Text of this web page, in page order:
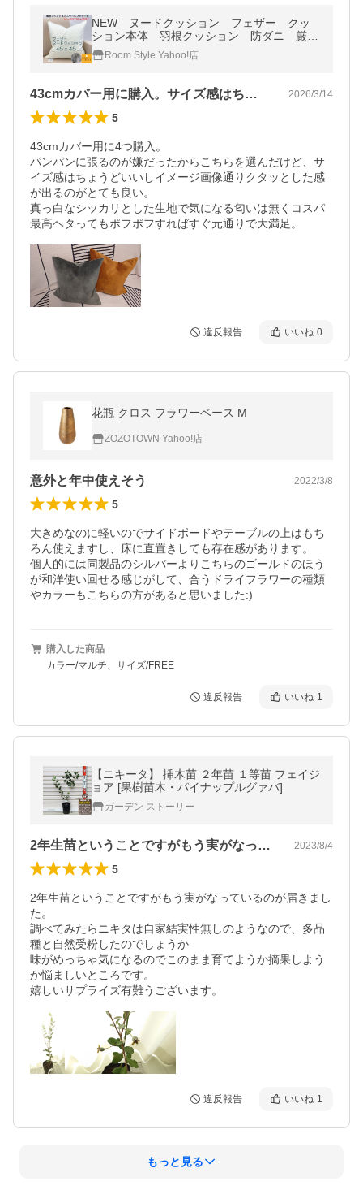
NEW ヌードクッション フェザー クッ
ション本体 羽根クッション 防ダニ 厳選
された上質のフェザー使用 モデルルーム仕
様 45x45cm(実寸46x46)
Room Style Yahoo!店
43cmカバー用に購入。サイズ感はちょ… 2026/3/14
5
43cmカバー用に4つ購入。
パンパンに張るのが嫌だったからこちらを選んだけど、サ
イズ感はちょうどいいしイメージ画像通りクタッとした感
が出るのがとても良い。
真っ白なシッカリとした生地で気になる匂いは無くコスパ
最高ヘタってもポフポフすればすぐ元通りで大満足。
違反報告 いいね 0
花瓶 クロス フラワーベース M
ZOZOTOWN Yahoo!店
意外と年中使えそう 2022/3/8
5
大きめなのに軽いのでサイドボードやテーブルの上はもち
ろん使えますし、床に直置きしても存在感があります。
個人的には同製品のシルバーよりこちらのゴールドのほう
が和洋使い回せる感じがして、合うドライフラワーの種類
やカラーもこちらの方があると思いました:)
購入した商品
カラー/マルチ、サイズ/FREE
違反報告 いいね 1
【ニキータ】 挿木苗 ２年苗 １等苗 フェイジ
ョア [果樹苗木・パイナップルグァバ]
ガーデン ストーリー
2年生苗ということですがもう実がなって… 2023/8/4
5
2年生苗ということですがもう実がなっているのが届きまし
た。
調べてみたらニキタは自家結実性無しのようなので、多品
種と自然受粉したのでしょうか
味がめっちゃ気になるのでこのまま育てようか摘果しよう
か悩ましいところです。
嬉しいサプライズ有難うございます。
違反報告 いいね 1
もっと見る